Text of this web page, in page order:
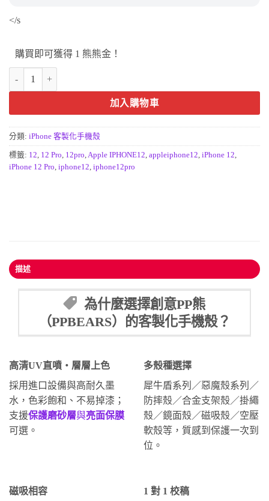
</s
購買即可獲得 1 熊熊金！
加入購物車
分類: iPhone 客製化手機殼
標籤: 12, 12 Pro, 12pro,Apple IPHONE12, appleiphone12, iPhone 12,
iPhone 12 Pro, iphone12, iphone12pro
描述
為什麼選擇創意PP熊
（PPBEARS）的客製化手機殼？
高清UV直噴・層層上色
採用進口設備與高耐久墨
水，色彩飽和、不易掉漆；
支援保護磨砂層與亮面保膜
可選。
多殼種選擇
犀牛盾系列／惡魔殼系列／
防摔殼／合金支架殼／掛繩
殼／鏡面殼／磁吸殼／空壓
軟殼等，質感到保護一次到
位。
磁吸相容 1 對 1 校稿